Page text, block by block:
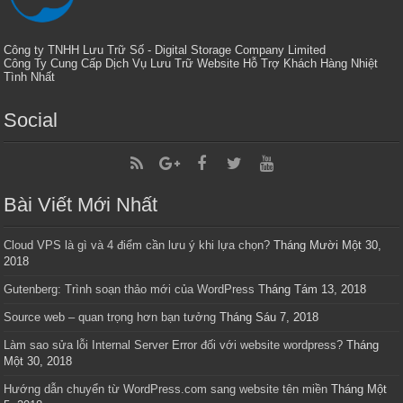
Công ty TNHH Lưu Trữ Số - Digital Storage Company Limited
Công Ty Cung Cấp Dịch Vụ Lưu Trữ Website Hỗ Trợ Khách Hàng Nhiệt
Tình Nhất
Social
Bài Viết Mới Nhất
Cloud VPS là gì và 4 điểm cần lưu ý khi lựa chọn? Tháng Mười Một 30,
2018
Gutenberg: Trình soạn thảo mới của WordPress Tháng Tám 13, 2018
Source web – quan trọng hơn bạn tưởng Tháng Sáu 7, 2018
Làm sao sửa lỗi Internal Server Error đối với website wordpress? Tháng
Một 30, 2018
Hướng dẫn chuyển từ WordPress.com sang website tên miền Tháng Một